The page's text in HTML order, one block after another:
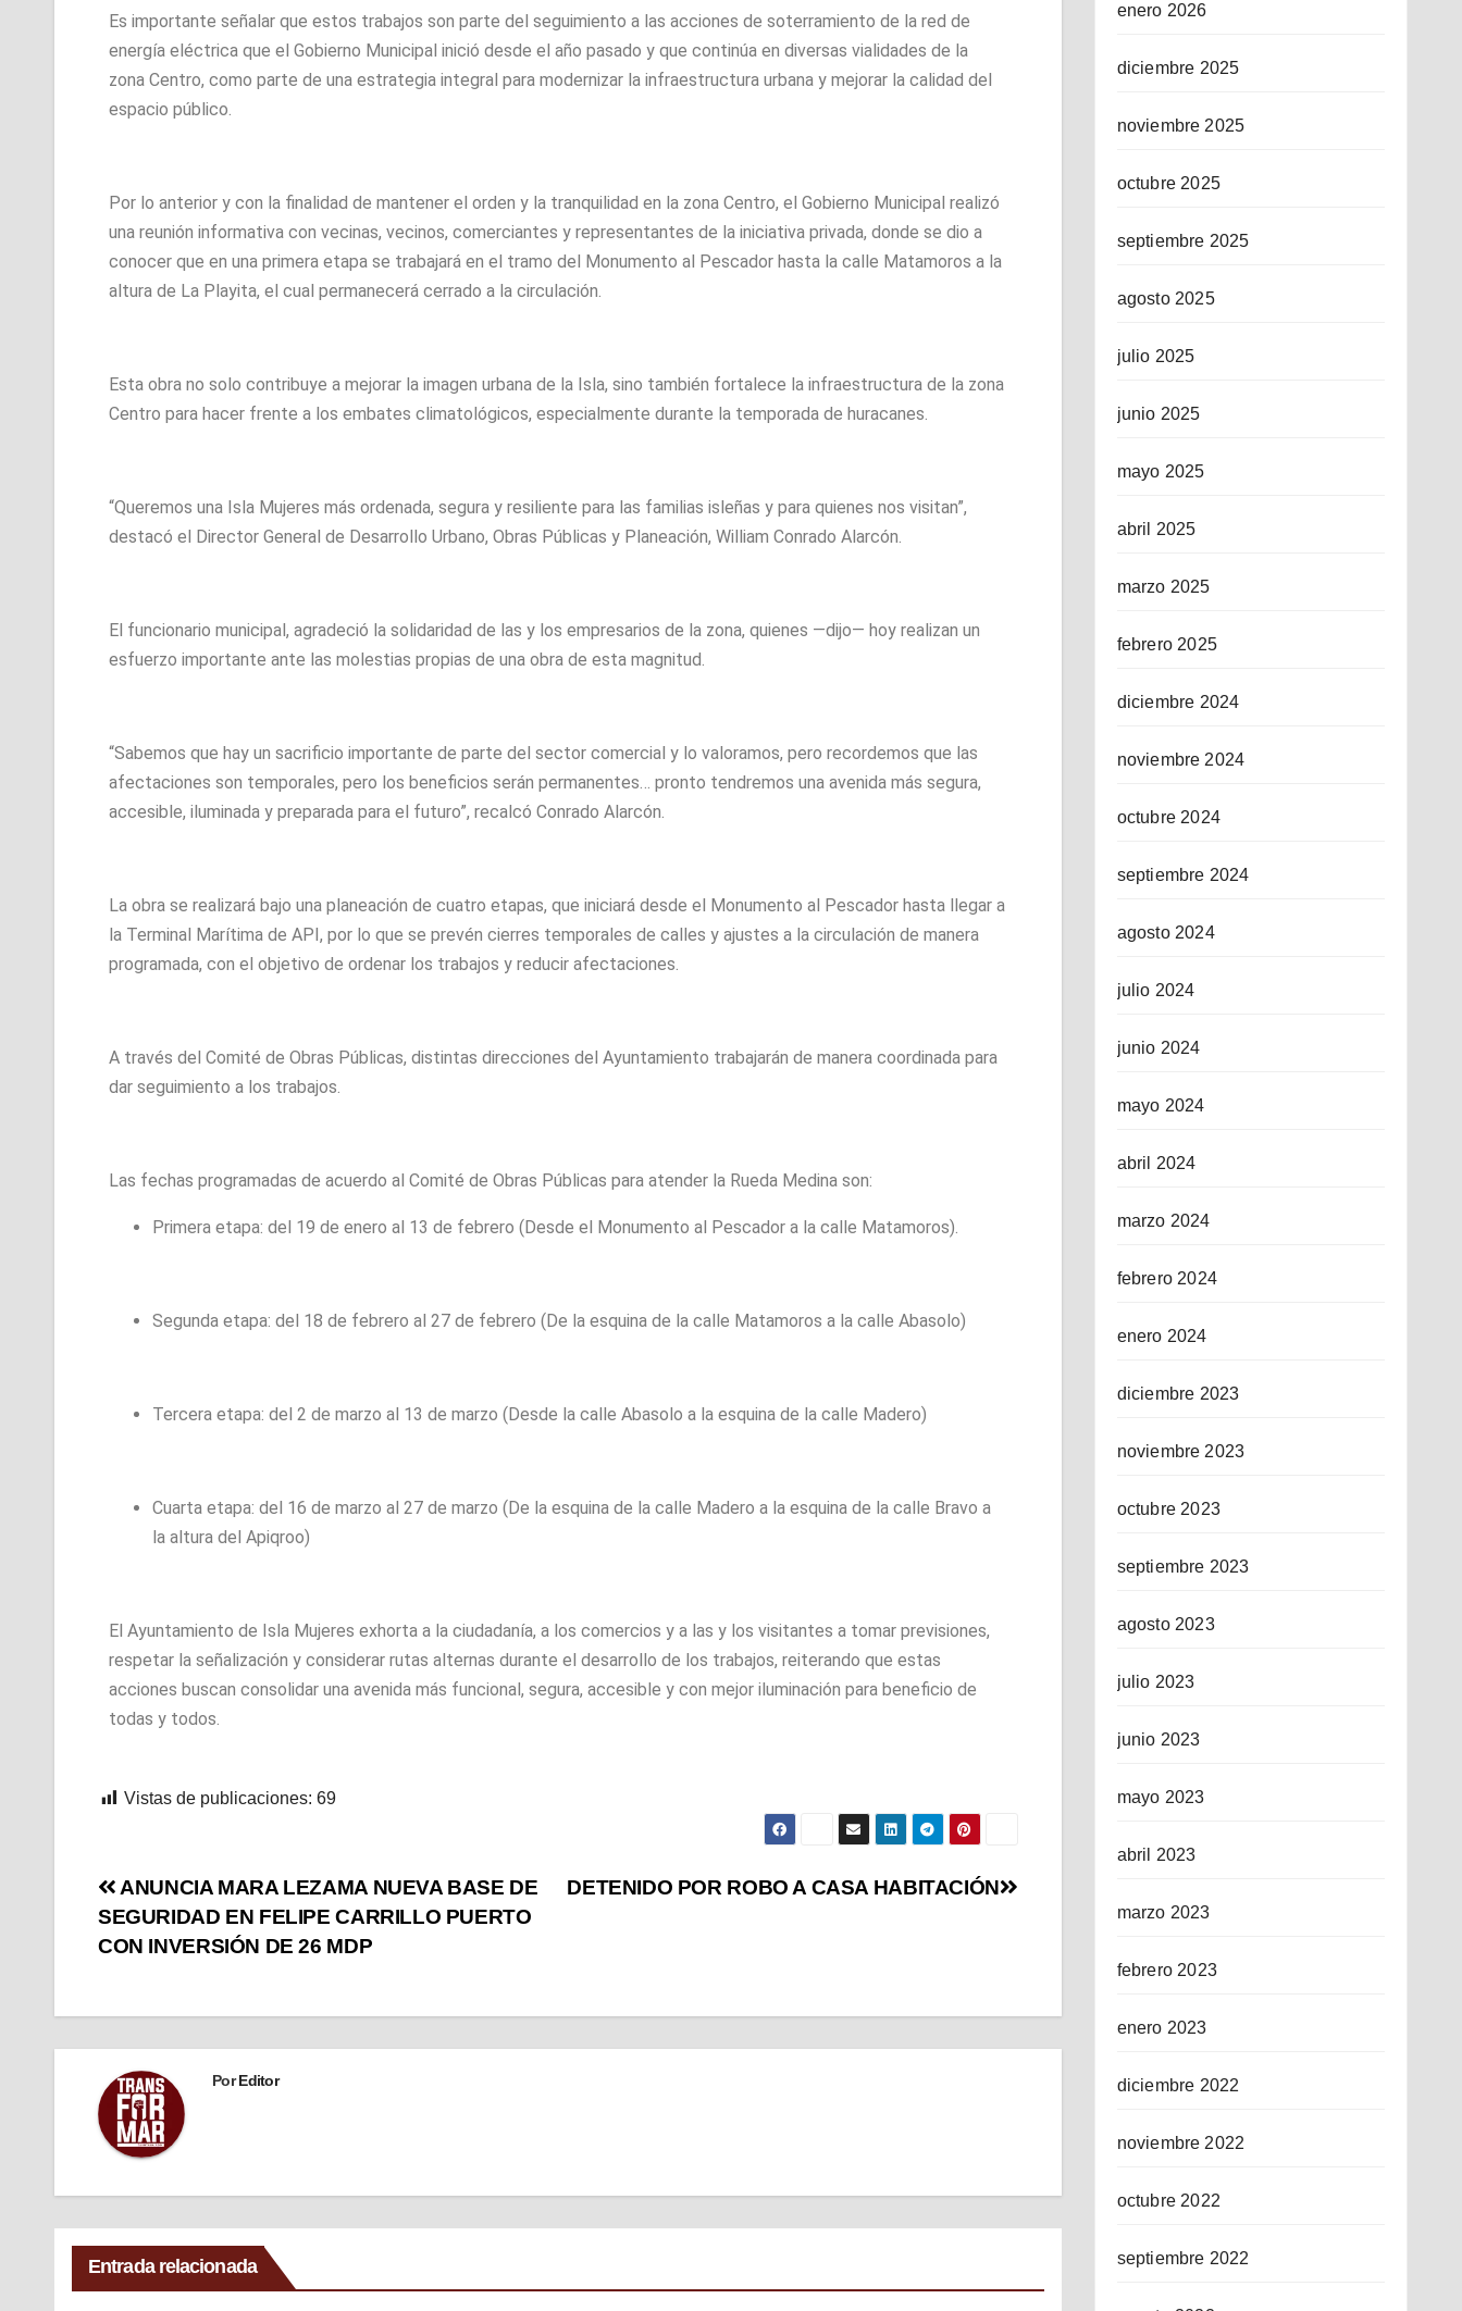
Es importante señalar que estos trabajos son parte del seguimiento a las acciones de soterramiento de la red de
energía eléctrica que el Gobierno Municipal inició desde el año pasado y que continúa en diversas vialidades de la
zona Centro, como parte de una estrategia integral para modernizar la infraestructura urbana y mejorar la calidad del
espacio público.
Por lo anterior y con la finalidad de mantener el orden y la tranquilidad en la zona Centro, el Gobierno Municipal realizó
una reunión informativa con vecinas, vecinos, comerciantes y representantes de la iniciativa privada, donde se dio a
conocer que en una primera etapa se trabajará en el tramo del Monumento al Pescador hasta la calle Matamoros a la
altura de La Playita, el cual permanecerá cerrado a la circulación.
Esta obra no solo contribuye a mejorar la imagen urbana de la Isla, sino también fortalece la infraestructura de la zona
Centro para hacer frente a los embates climatológicos, especialmente durante la temporada de huracanes.
“Queremos una Isla Mujeres más ordenada, segura y resiliente para las familias isleñas y para quienes nos visitan”,
destacó el Director General de Desarrollo Urbano, Obras Públicas y Planeación, William Conrado Alarcón.
El funcionario municipal, agradeció la solidaridad de las y los empresarios de la zona, quienes —dijo— hoy realizan un
esfuerzo importante ante las molestias propias de una obra de esta magnitud.
“Sabemos que hay un sacrificio importante de parte del sector comercial y lo valoramos, pero recordemos que las
afectaciones son temporales, pero los beneficios serán permanentes… pronto tendremos una avenida más segura,
accesible, iluminada y preparada para el futuro”, recalcó Conrado Alarcón.
La obra se realizará bajo una planeación de cuatro etapas, que iniciará desde el Monumento al Pescador hasta llegar a
la Terminal Marítima de API, por lo que se prevén cierres temporales de calles y ajustes a la circulación de manera
programada, con el objetivo de ordenar los trabajos y reducir afectaciones.
A través del Comité de Obras Públicas, distintas direcciones del Ayuntamiento trabajarán de manera coordinada para
dar seguimiento a los trabajos.
Las fechas programadas de acuerdo al Comité de Obras Públicas para atender la Rueda Medina son:
Primera etapa: del 19 de enero al 13 de febrero (Desde el Monumento al Pescador a la calle Matamoros).
Segunda etapa: del 18 de febrero al 27 de febrero (De la esquina de la calle Matamoros a la calle Abasolo)
Tercera etapa: del 2 de marzo al 13 de marzo (Desde la calle Abasolo a la esquina de la calle Madero)
Cuarta etapa: del 16 de marzo al 27 de marzo (De la esquina de la calle Madero a la esquina de la calle Bravo a
la altura del Apiqroo)
El Ayuntamiento de Isla Mujeres exhorta a la ciudadanía, a los comercios y a las y los visitantes a tomar previsiones,
respetar la señalización y considerar rutas alternas durante el desarrollo de los trabajos, reiterando que estas
acciones buscan consolidar una avenida más funcional, segura, accesible y con mejor iluminación para beneficio de
todas y todos.
Vistas de publicaciones: 69
DETENIDO POR ROBO A CASA HABITACIÓN
ANUNCIA MARA LEZAMA NUEVA BASE DE
SEGURIDAD EN FELIPE CARRILLO PUERTO
CON INVERSIÓN DE 26 MDP
PorEditor
Entrada relacionada
enero 2026
diciembre 2025
noviembre 2025
octubre 2025
septiembre 2025
agosto 2025
julio 2025
junio 2025
mayo 2025
abril 2025
marzo 2025
febrero 2025
diciembre 2024
noviembre 2024
octubre 2024
septiembre 2024
agosto 2024
julio 2024
junio 2024
mayo 2024
abril 2024
marzo 2024
febrero 2024
enero 2024
diciembre 2023
noviembre 2023
octubre 2023
septiembre 2023
agosto 2023
julio 2023
junio 2023
mayo 2023
abril 2023
marzo 2023
febrero 2023
enero 2023
diciembre 2022
noviembre 2022
octubre 2022
septiembre 2022